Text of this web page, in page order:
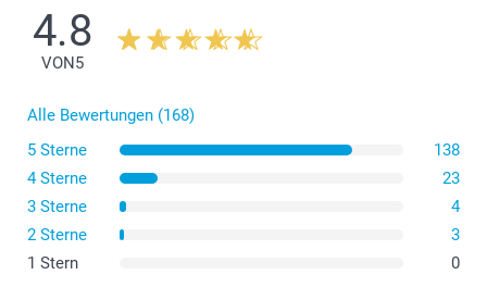
4.8
VON5
Alle Bewertungen (168)
5 Sterne
138
4 Sterne
23
3 Sterne
4
2 Sterne
3
1 Stern
0